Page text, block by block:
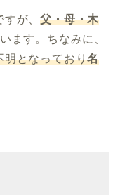
すが、父・母・木
ます。ちなみに、
明となっており名